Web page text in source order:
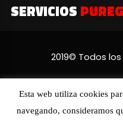
SERVICIOS
2019© Todos
Esta web utiliza cookies
navegando, consideramos